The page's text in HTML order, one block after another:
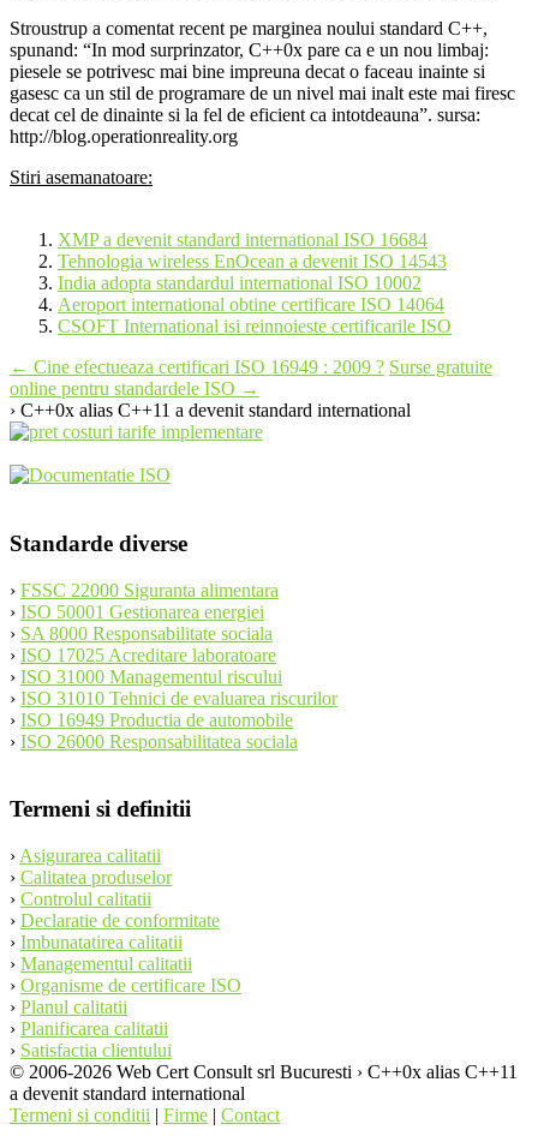
Stroustrup a comentat recent pe marginea noului standard C++,
spunand: “In mod surprinzator, C++0x pare ca e un nou limbaj:
piesele se potrivesc mai bine impreuna decat o faceau inainte si
gasesc ca un stil de programare de un nivel mai inalt este mai firesc
decat cel de dinainte si la fel de eficient ca intotdeauna”. sursa:
http://blog.operationreality.org
Stiri asemanatoare:
XMP a devenit standard international ISO 16684
Tehnologia wireless EnOcean a devenit ISO 14543
India adopta standardul international ISO 10002
Aeroport international obtine certificare ISO 14064
CSOFT International isi reinnoieste certificarile ISO
Post
navigation
← Cine efectueaza certificari ISO 16949 : 2009 ? Surse gratuite
online pentru standardele ISO →
› C++0x alias C++11 a devenit standard international
Standarde diverse
› FSSC 22000 Siguranta alimentara
› ISO 50001 Gestionarea energiei
› SA 8000 Responsabilitate sociala
› ISO 17025 Acreditare laboratoare
› ISO 31000 Managementul riscului
› ISO 31010 Tehnici de evaluarea riscurilor
› ISO 16949 Productia de automobile
› ISO 26000 Responsabilitatea sociala
Termeni si definitii
› Asigurarea calitatii
› Calitatea produselor
› Controlul calitatii
› Declaratie de conformitate
› Imbunatatirea calitatii
› Managementul calitatii
› Organisme de certificare ISO
› Planul calitatii
› Planificarea calitatii
› Satisfactia clientului
© 2006-2026 Web Cert Consult srl Bucuresti › C++0x alias C++11
a devenit standard international
Termeni si conditii | Firme | Contact